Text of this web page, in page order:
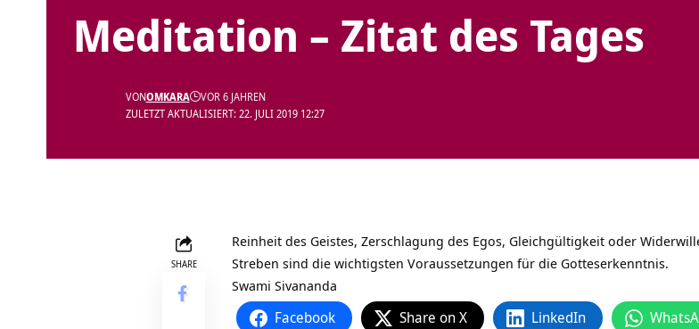
Meditation – Zitat des Tages
ZULETZT AKTUALISIERT: 22. JULI 2019 12:27
VONOMKARA VOR 6 JAHREN
SHARE
Reinheit des Geistes, Zerschlagung des Egos, Gleichgültigkeit oder
Streben sind die wichtigsten Voraussetzungen für die Gotteserkenntnis.
Swami Sivananda
Facebook Share on X LinkedIn